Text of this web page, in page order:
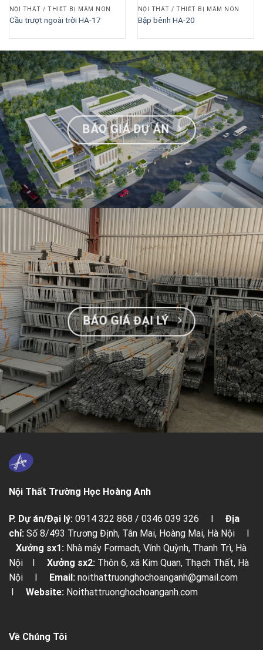
NỘI THẤT / THIẾT BỊ MẦM NON
Cầu trượt ngoài trời HA-17
NỘI THẤT / THIẾT BỊ MẦM NON
Bập bênh HA-20
BÁO GIÁ DỰ ÁN
BÁO GIÁ ĐẠI LÝ
Nội Thất Trường Học Hoàng Anh
P. Dự án/Đại lý: 0914 322 868 / 0346 039 326 I Địa
chỉ: Số 8/493 Trương Định, Tân Mai, Hoàng Mai, Hà Nội I
Xưởng sx1: Nhà máy Formach, Vĩnh Quỳnh, Thanh Trì, Hà
Nội I Xưởng sx2: Thôn 6, xã Kim Quan, Thạch Thất, Hà
Nội I Email: noithattruonghochoanganh@gmail.com
I Website: Noithattruonghochoanganh.com
Về Chúng Tôi